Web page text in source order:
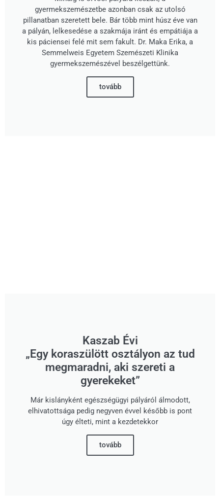
gyermekszemészetbe azonban csak az utolsó
pillanatban szeretett bele. Bár több mint húsz éve van
a pályán, lelkesedése a szakmája iránt és empátiája a
kis páciensei felé mit sem fakult. Dr. Maka Erika, a
Semmelweis Egyetem Szemészeti Klinika
gyermekszemészével beszélgettünk.
tovább
Kaszab Évi
„Egy koraszülött osztályon az tud
megmaradni, aki szereti a
gyerekeket”
Már kislányként egészségügyi pályáról álmodott,
elhivatottsága pedig negyven évvel később is pont
úgy élteti, mint a kezdetekkor
tovább